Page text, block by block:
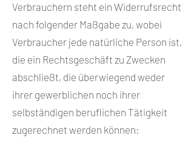
Verbrauchern steht ein Widerrufsrecht
nach folgender Maßgabe zu, wobei
Verbraucher jede natürliche Person ist,
die ein Rechtsgeschäft zu Zwecken
abschließt, die überwiegend weder
ihrer gewerblichen noch ihrer
selbständigen beruflichen Tätigkeit
zugerechnet werden können: